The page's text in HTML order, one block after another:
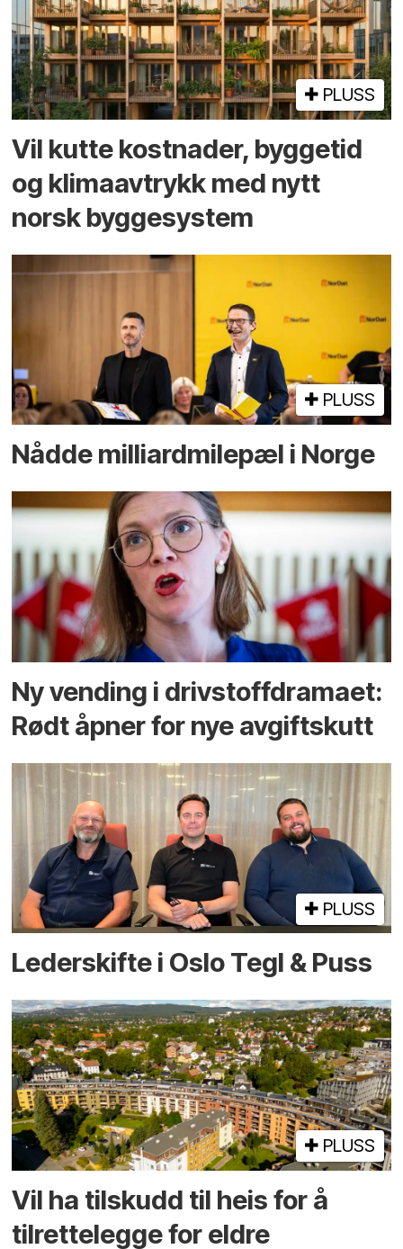
PLUSS
Vil kutte kostnader, byggetid
og klima­avtrykk med nytt
norsk bygge­system
PLUSS
Nådde milliard­­milepæl i Norge
Ny vending i drivstoffdramaet:
Rødt åpner for nye avgiftskutt
PLUSS
Lederskifte i Oslo Tegl & Puss
PLUSS
Vil ha tilskudd til heis for å
tilrettelegge for eldre